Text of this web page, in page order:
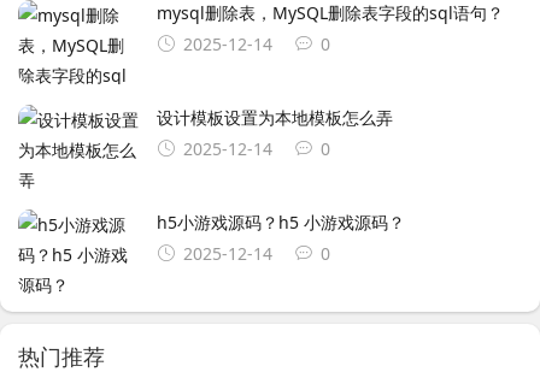
mysql删除表，MySQL删除表字段的sql语句？
2025-12-14
0
设计模板设置为本地模板怎么弄
2025-12-14
0
h5小游戏源码？h5 小游戏源码？
2025-12-14
0
热门推荐